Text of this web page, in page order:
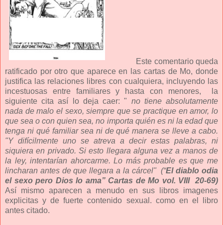
Este comentario queda
ratificado por otro que aparece en las cartas de Mo, donde
justifica las relaciones libres con cualquiera, incluyendo las
incestuosas entre familiares y hasta con menores,
la
siguiente cita así lo deja caer: " no tiene absolutamente
nada de malo el sexo, siempre que se practique en amor, lo
que sea o con quien sea, no importa quién es ni la edad que
tenga ni qué familiar sea ni de qué manera se lleve a cabo.
"Y difícilmente uno se atreva a decir estas palabras, ni
siquiera en privado. Si esto llegara alguna vez a manos de
la ley, intentarían ahorcarme. Lo más probable es que me
lincharan antes de que llegara a la cárcel" (“El diablo odia
el sexo pero Dios lo ama” Cartas de Mo vol. VIII
20-69)
Así mismo aparecen a menudo en sus libros imagenes
explicitas y de fuerte contenido sexual. como en el libro
antes citado.